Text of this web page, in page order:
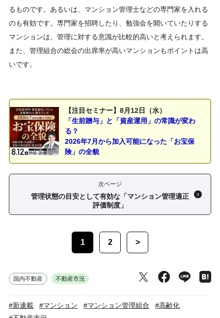
るものです。あるいは、マンション管理士などの専門家を入れる
のも有効です。専門家を招聘したり、勉強会を開いていたりする
マンションは、管理に対する意識が比較的高いと考えられます。
また、管理組合の総会の出席率が高いマンションもポイントは高
いです。
【注目セミナー】8月12日（水）
「生前贈与」と「資産運用」の常識が変わ
る？
2026年7月から加入可能になった「お宝保
険」の全貌
次ページ
管理状態の目安として有効な「マンション管理適正
評価制度」
1 2 >
国内不動産 不動産市況
#新連載 #マンション #マンション管理組合
#高齢化